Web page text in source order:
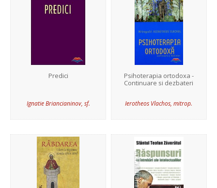
Predici
Ignatie Briancianinov, sf.
Psihoterapia ortodoxa -
Continuare si dezbateri
Ierotheos Vlachos, mitrop.